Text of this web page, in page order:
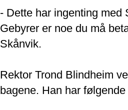
- Dette har ingenting
Gebyrer er noe du må
Skånvik.
Rektor Trond Blindheim
bagene. Han har